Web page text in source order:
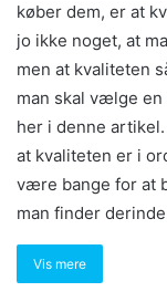
køber dem, er at
jo ikke noget, at
men at kvaliteten
man skal vælge
her i denne
at kvaliteten er i
være bange for at
man finder
Vis mere